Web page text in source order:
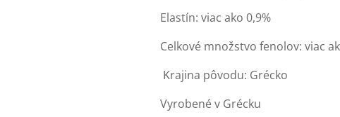
Elastín: viac ako 0,9%
Celkové množstvo fenolov: viac
Krajina pôvodu: Grécko
Vyrobené v Grécku